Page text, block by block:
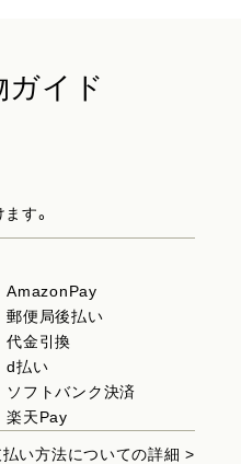
ガイド
す。
AmazonPay
郵便局後払い
代金引換
d払い
ソフトバンク決済
楽天Pay
払い方法についての詳細 >